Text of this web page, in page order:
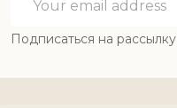
Address
Подписаться на рассылку